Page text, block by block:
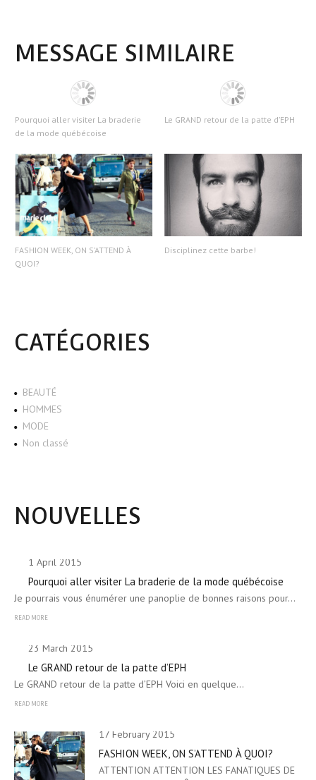
MESSAGE SIMILAIRE
Pourquoi aller visiter La braderie
de la mode québécoise
Le GRAND retour de la patte d’EPH
FASHION WEEK, ON S’ATTEND À
QUOI?
Disciplinez cette barbe!
CATÉGORIES
BEAUTÉ
HOMMES
MODE
Non classé
NOUVELLES
1 April 2015
Pourquoi aller visiter La braderie de la mode québécoise
Je pourrais vous énumérer une panoplie de bonnes raisons pour…
READ MORE
23 March 2015
Le GRAND retour de la patte d’EPH
Le GRAND retour de la patte d’EPH Voici en quelque…
READ MORE
17 February 2015
FASHION WEEK, ON S’ATTEND À QUOI?
ATTENTION ATTENTION LES FANATIQUES DE